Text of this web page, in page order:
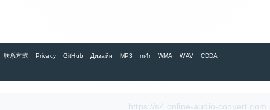
联系方式 Privacy GitHub Дизайн MP3 m4r WMA WAV CDDA
https://s4.online-audio-convert.com